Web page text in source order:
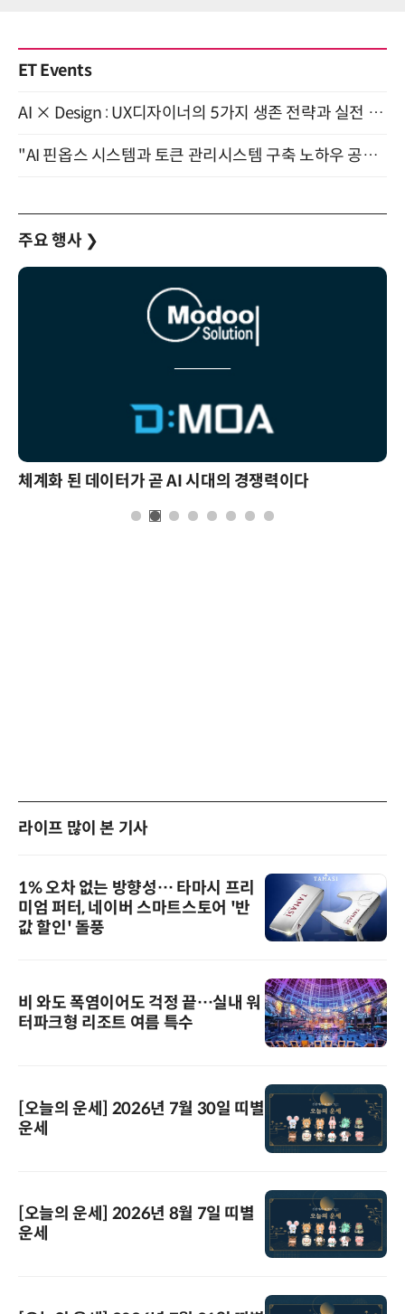
ET Events
AI × Design : UX디자이너의 5가지 생존 전략과 실전 대응 8월 28일 개최
"AI 핀옵스 시스템과 토큰 관리시스템 구축 노하우 공개" 잠실 한국광고문화회관 2층 대회의실 (8/21)
주요 행사 ❯
체계화 된 데이터가 곧 AI 시대의 경쟁력이다
라이프 많이 본 기사
1% 오차 없는 방향성… 타마시 프리
미엄 퍼터, 네이버 스마트스토어 '반
값 할인' 돌풍
비 와도 폭염이어도 걱정 끝…실내 워
터파크형 리조트 여름 특수
[오늘의 운세] 2026년 7월 30일 띠별
운세
[오늘의 운세] 2026년 8월 7일 띠별
운세